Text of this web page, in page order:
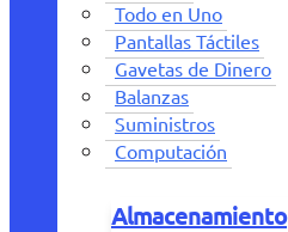
Todo en Uno
Pantallas Táctiles
Gavetas de Dinero
Balanzas
Suministros
Computación
Almacenamiento